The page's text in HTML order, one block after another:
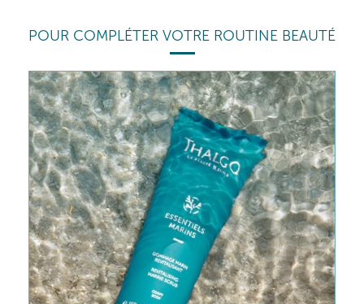
POUR COMPLÉTER VOTRE ROUTINE BEAUTÉ